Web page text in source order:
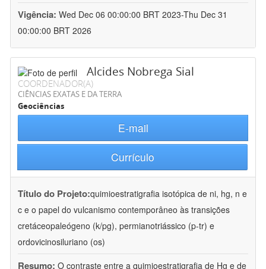
Vigência: Wed Dec 06 00:00:00 BRT 2023-Thu Dec 31
00:00:00 BRT 2026
Alcides Nobrega Sial
COORDENADOR(A)
CIÊNCIAS EXATAS E DA TERRA
Geociências
E-mail
Currículo
Título do Projeto:quimioestratigrafia isotópica de ni, hg, n e
c e o papel do vulcanismo contemporâneo às transições
cretáceopaleógeno (k/pg), permianotriássico (p-tr) e
ordovicinosiluriano (os)
Resumo: O contraste entre a quimioestratigrafia de Hg e de